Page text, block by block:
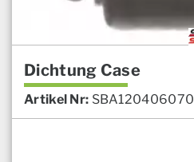
Dichtung Case
Artikel Nr: SBA120406070